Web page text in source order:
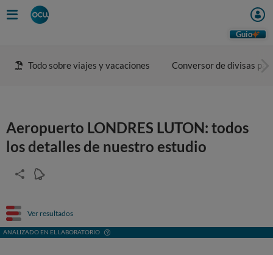
Guio
Todo sobre viajes y vacaciones Conversor de divisas
Aeropuerto LONDRES LUTON: todos
los detalles de nuestro estudio
Ver resultados
ANALIZADO EN EL LABORATORIO